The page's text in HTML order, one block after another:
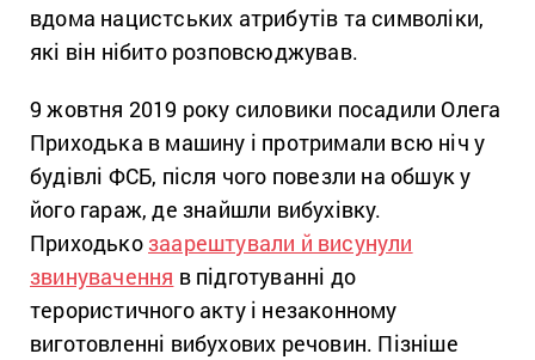
вдома нацистських атрибутів та символіки,
які він нібито розповсюджував.
9 жовтня 2019 року силовики посадили Олега
Приходька в машину і протримали всю ніч у
будівлі ФСБ, після чого повезли на обшук у
його гараж, де знайшли вибухівку.
Приходькозаарештували й висунули
звинувачення в підготуванні до
терористичного акту і незаконному
виготовленні вибухових речовин. Пізніше